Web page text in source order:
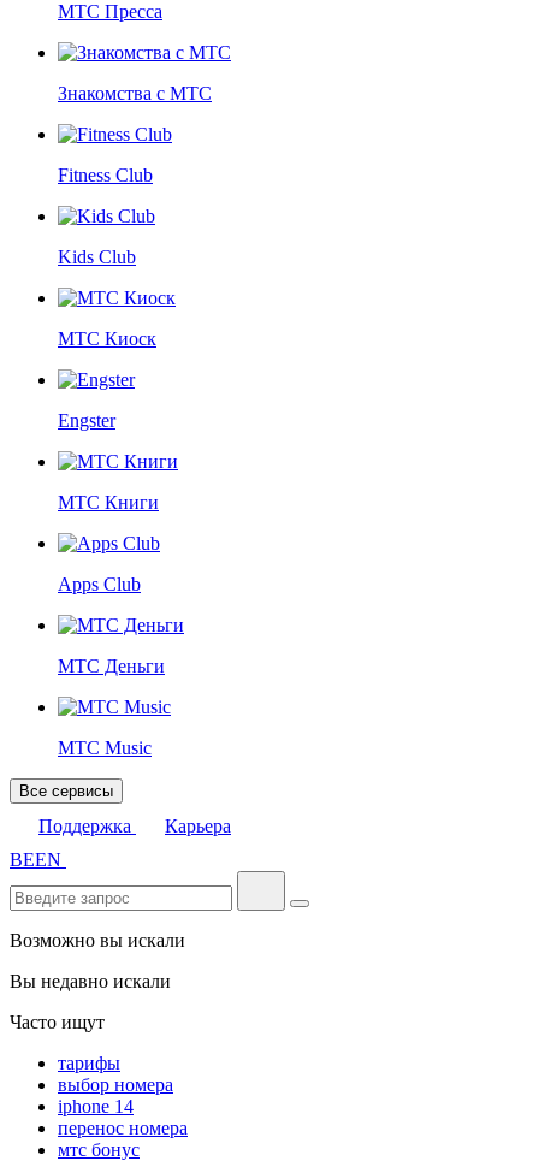
МТС Пресса
Знакомства с МТС
Fitness Club
Kids Club
МТС Киоск
Engster
МТС Книги
Apps Club
МТС Деньги
МТС Music
Все сервисы
Поддержка
Карьера
BEEN
Возможно вы искали
Вы недавно искали
Часто ищут
тарифы
выбор номера
iphone 14
перенос номера
мтс бонус